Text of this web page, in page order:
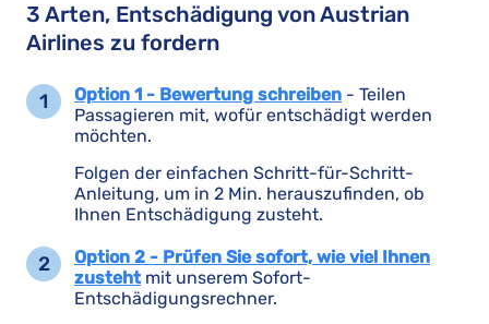
3 Arten, Entschädigung von Austrian
Airlines zu fordern
Option 1 - Bewertung schreiben - Teilen
Passagieren mit, wofür entschädigt werden
möchten.
Folgen der einfachen Schritt-für-Schritt-
Anleitung, um in 2 Min. herauszufinden, ob
Ihnen Entschädigung zusteht.
Option 2 - Prüfen Sie sofort, wie viel Ihnen
zustehtmit unserem Sofort-
Entschädigungsrechner.